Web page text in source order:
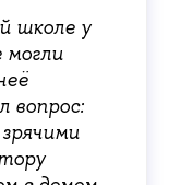
школе у
вопрос: